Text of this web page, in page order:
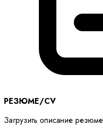
РЕЗЮМЕ/CV
Загрузить описание резюме